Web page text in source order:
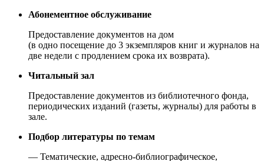
Абонементное обслуживание
Предоставление документов на дом
(в одно посещение до 3 экземпляров книг и журналов на
две недели с продлением срока их возврата).
Читальный зал
Предоставление документов из библиотечного фонда,
периодических изданий (газеты, журналы) для работы в
зале.
Подбор литературы по темам
— Тематические, адресно-библиографическое,